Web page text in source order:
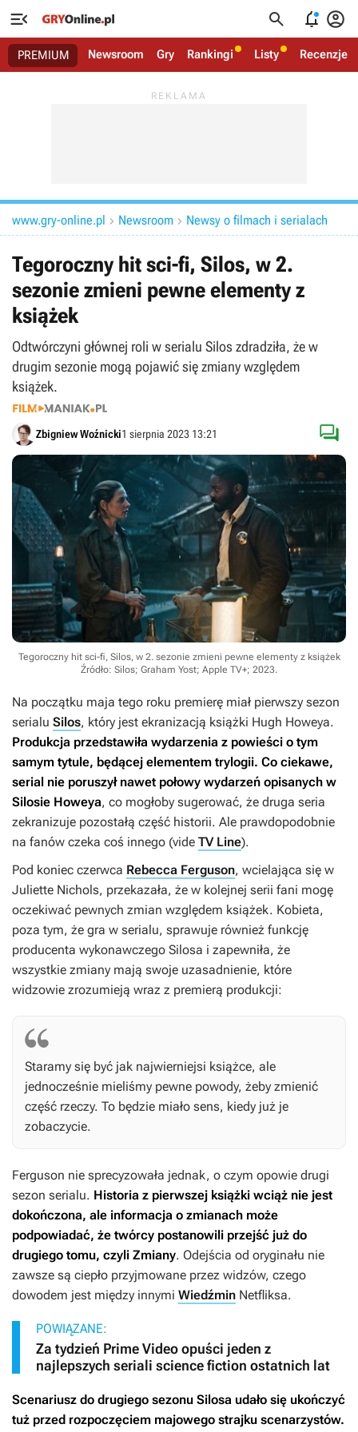
   
PREMIUM Newsroom Gry Rankingi Listy Recenzje
www.gry-online.pl  Newsroom  Newsy o filmach i serialach
Tegoroczny hit sci-fi, Silos, w 2.
sezonie zmieni pewne elementy z
książek
Odtwórczyni głównej roli w serialu Silos zdradziła, że w
drugim sezonie mogą pojawić się zmiany względem
książek.
Zbigniew Woźnicki1 sierpnia 2023 13:21 
Tegoroczny hit sci-fi, Silos, w 2. sezonie zmieni pewne elementy z książek
Źródło: Silos; Graham Yost; Apple TV+; 2023.
Na początku maja tego roku premierę miał pierwszy sezon
serialu Silos, który jest ekranizacją książki Hugh Howeya.
Produkcja przedstawiła wydarzenia z powieści o tym
samym tytule, będącej elementem trylogii. Co ciekawe,
serial nie poruszył nawet połowy wydarzeń opisanych w
Silosie Howeya, co mogłoby sugerować, że druga seria
zekranizuje pozostałą część historii. Ale prawdopodobnie
na fanów czeka coś innego (vide TV Line).
Pod koniec czerwca Rebecca Ferguson, wcielająca się w
Juliette Nichols, przekazała, że w kolejnej serii fani mogę
oczekiwać pewnych zmian względem książek. Kobieta,
poza tym, że gra w serialu, sprawuje również funkcję
producenta wykonawczego Silosa i zapewniła, że
wszystkie zmiany mają swoje uzasadnienie, które
widzowie zrozumieją wraz z premierą produkcji:
Staramy się być jak najwierniejsi książce, ale
jednocześnie mieliśmy pewne powody, żeby zmienić
część rzeczy. To będzie miało sens, kiedy już je
zobaczycie.
Ferguson nie sprecyzowała jednak, o czym opowie drugi
sezon serialu. Historia z pierwszej książki wciąż nie jest
dokończona, ale informacja o zmianach może
podpowiadać, że twórcy postanowili przejść już do
drugiego tomu, czyli Zmiany. Odejścia od oryginału nie
zawsze są ciepło przyjmowane przez widzów, czego
dowodem jest między innymi Wiedźmin Netfliksa.
POWIĄZANE:
Za tydzień Prime Video opuści jeden z
najlepszych seriali science fiction ostatnich lat
Scenariusz do drugiego sezonu Silosa udało się ukończyć
tuż przed rozpoczęciem majowego strajku scenarzystów.